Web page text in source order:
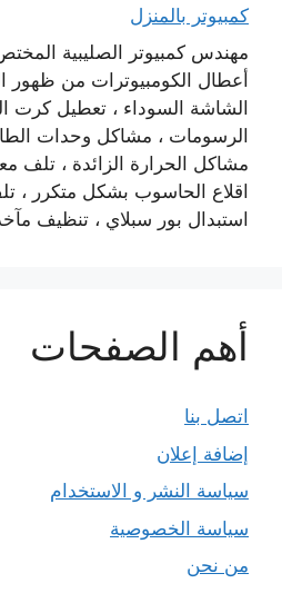
كمبيوتر بالمنزل
مهندس كمبيوتر الصليبية
أعطال الكومبيوترات من ظهور
الشاشة السوداء ، تعطيل كرت
الرسومات ، مشاكل وحدات
مشاكل الحرارة الزائدة ، تلف
اقلاع الحاسوب بشكل متكرر ،
استبدال بور سبلاي ، تنظيف
أهم الصفحات
اتصل بنا
إضافة إعلان
سياسة النشر و الاستخدام
سياسة الخصوصية
من نحن